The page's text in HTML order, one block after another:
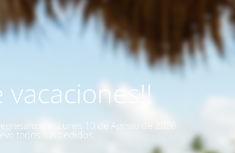
vacaciones!!
el Lunes 10 de Agosto de 2026
todos sus pedidos.